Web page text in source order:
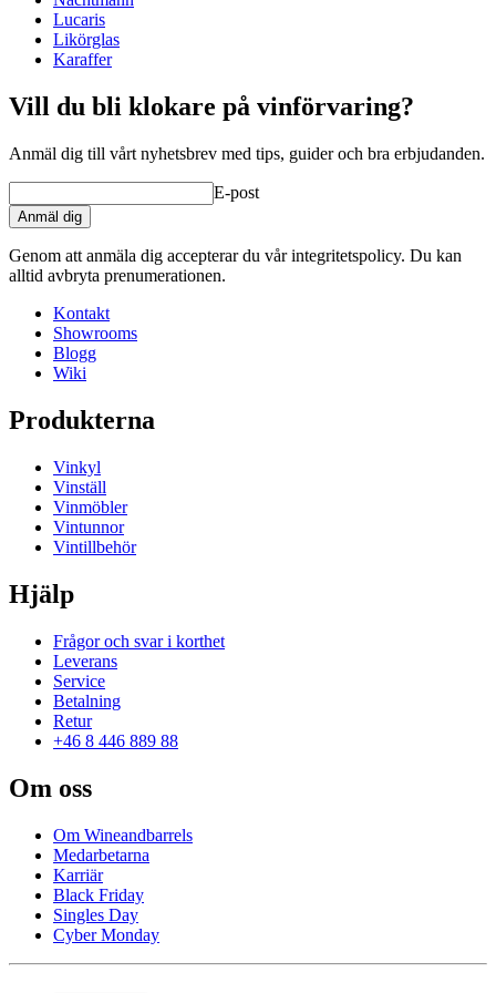
Lucaris
Likörglas
Karaffer
Vill du bli klokare på vinförvaring?
Anmäl dig till vårt nyhetsbrev med tips, guider och bra erbjudanden.
E-post
Anmäl dig
Genom att anmäla dig accepterar du vår integritetspolicy. Du kan
alltid avbryta prenumerationen.
Kontakt
Showrooms
Blogg
Wiki
Produkterna
Vinkyl
Vinställ
Vinmöbler
Vintunnor
Vintillbehör
Hjälp
Frågor och svar i korthet
Leverans
Service
Betalning
Retur
+46 8 446 889 88
Om oss
Om Wineandbarrels
Medarbetarna
Karriär
Black Friday
Singles Day
Cyber Monday